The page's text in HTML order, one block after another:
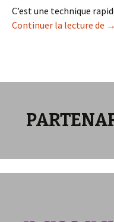
C’est une technique
Continuer la lecture de →